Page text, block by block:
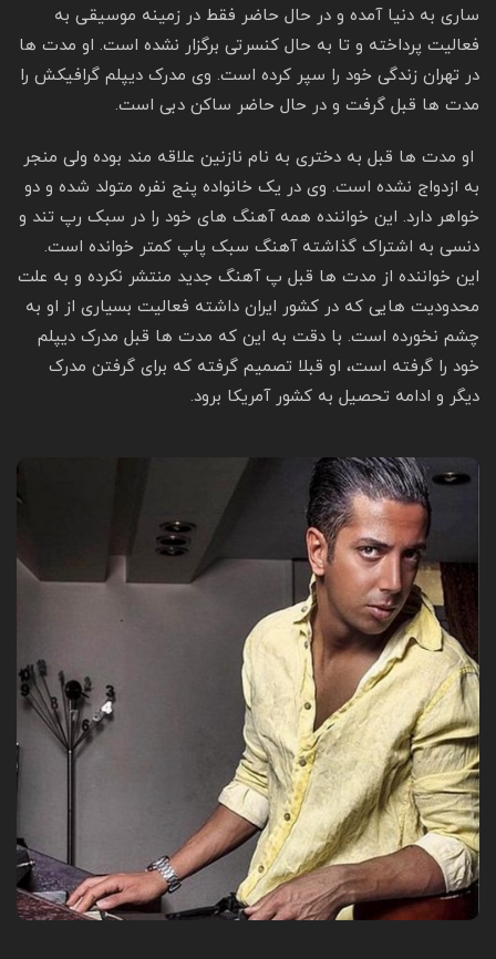
ساری به دنیا آمده و در حال حاضر فقط در زمینه موسیقی به
فعالیت پرداخته و تا به حال کنسرتی برگزار نشده است. او مدت‌ ها
در تهران زندگی خود را سپر کرده است. وی مدرک دیپلم گرافیکش را
مدت ها قبل گرفت و در حال حاضر ساکن دبی است.
او مدت ها قبل به دختری به نام نازنین علاقه مند بوده ولی منجر
به ازدواج نشده است. وی در یک خانواده پنج نفره متولد شده و دو
خواهر دارد. این خواننده همه آهنگ های خود را در سبک رپ تند و
دنسی به اشتراک گذاشته آهنگ سبک پاپ کمتر خوانده است.
این خواننده از مدت ها قبل پ آهنگ جدید منتشر نکرده و به علت
محدودیت هایی که در کشور ایران داشته فعالیت بسیاری از او به
چشم نخورده است. با دقت به این که مدت ها قبل مدرک دیپلم
خود را گرفته است، او قبلا تصمیم گرفته که برای گرفتن مدرک
دیگر و ادامه تحصیل به کشور آمریکا برود.